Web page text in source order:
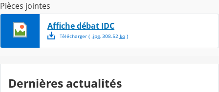
Pièces jointes
Affiche débat IDC
Télécharger( .jpg, 308.52 ko)
Dernières actualités